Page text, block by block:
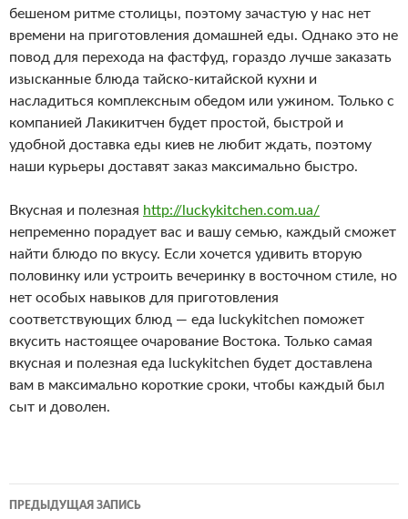
бешеном ритме столицы, поэтому зачастую у нас нет
времени на приготовления домашней еды. Однако это не
повод для перехода на фастфуд, гораздо лучше заказать
изысканные блюда тайско-китайской кухни и
насладиться комплексным обедом или ужином. Только с
компанией Лакикитчен будет простой, быстрой и
удобной доставка еды киев не любит ждать, поэтому
наши курьеры доставят заказ максимально быстро.
Вкусная и полезная http://luckykitchen.com.ua/
непременно порадует вас и вашу семью, каждый сможет
найти блюдо по вкусу. Если хочется удивить вторую
половинку или устроить вечеринку в восточном стиле, но
нет особых навыков для приготовления
соответствующих блюд — еда luckykitchen поможет
вкусить настоящее очарование Востока. Только самая
вкусная и полезная еда luckykitchen будет доставлена
вам в максимально короткие сроки, чтобы каждый был
сыт и доволен.
ПРЕДЫДУЩАЯ ЗАПИСЬ